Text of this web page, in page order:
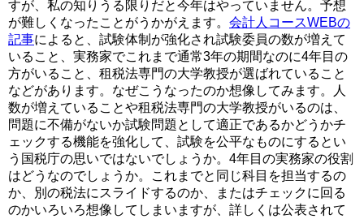
すが、私の知りうる限りだと今年はやっていません。予想
が難しくなったことがうかがえます。 会計人コースWEBの
記事によると、試験体制が強化され試験委員の数が増えて
いること、実務家でこれまで通常3年の期間なのに4年目の
方がいること、租税法専門の大学教授が選ばれていること
などがあります。なぜこうなったのか想像してみます。人
数が増えていることや租税法専門の大学教授がいるのは、
問題に不備がないか試験問題として適正であるかどうかチ
ェックする機能を強化して、試験を公平なものにするとい
う国税庁の思いではないでしょうか。4年目の実務家の役割
はどうなのでしょうか。これまでと同じ科目を担当するの
か、別の税法にスライドするのか、またはチェックに回る
のかいろいろ想像してしまいますが、詳しくは公表されて